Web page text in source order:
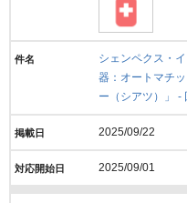
シェンペクス・
器：オートマチ
ー（シアツ）」 -
2025/09/22
2025/09/01